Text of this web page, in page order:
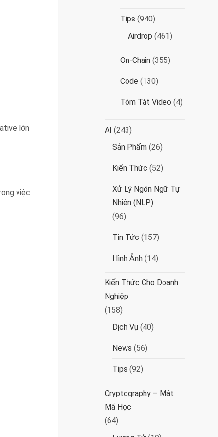
lớn
việc
Tips (940)
Airdrop (461)
On-Chain (355)
Code (130)
Tóm Tắt Video (4)
AI (243)
Sản Phẩm (26)
Kiến Thức (52)
Xử Lý Ngôn Ngữ Tự
Nhiên (NLP)
(96)
Tin Tức (157)
Hình Ảnh (14)
Kiến Thức Cho Doanh
Nghiệp
(158)
Dịch Vụ (40)
News (56)
Tips (92)
Cryptography – Mật
Mã Học
(64)